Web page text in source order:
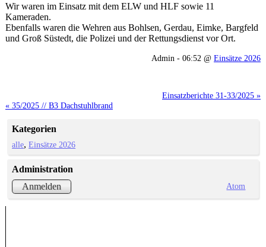
Wir waren im Einsatz mit dem ELW und HLF sowie 11
Kameraden.
Ebenfalls waren die Wehren aus Bohlsen, Gerdau, Eimke, Bargfeld
und Groß Süstedt, die Polizei und der Rettungsdienst vor Ort.
Admin - 06:52 @Einsätze 2026
Einsatzberichte 31-33/2025 »
« 35/2025 // B3 Dachstuhlbrand
Kategorien
alle Einsätze 2026
Administration
Anmelden
Atom